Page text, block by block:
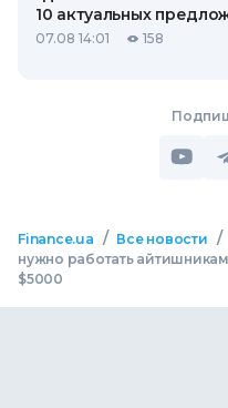
10 актуальных
07.08 14:01 158
Finance.ua / Все новости /
нужно работать
$5000